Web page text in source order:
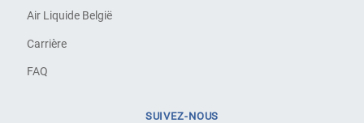
Air Liquide België
Carrière
FAQ
SUIVEZ-NOUS